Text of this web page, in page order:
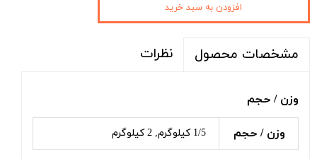
افزودن به سبد خرید
مشخصات محصول نظرات
وزن / حجم
وزن / حجم 1/5 کیلوگرم, 2 کیلوگرم